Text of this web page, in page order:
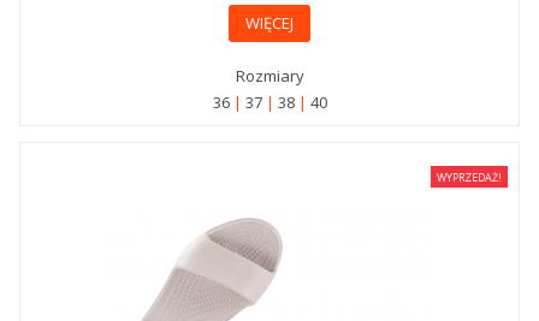
WIĘCEJ
Rozmiary
36
37 38 40
WYPRZEDAŻ!